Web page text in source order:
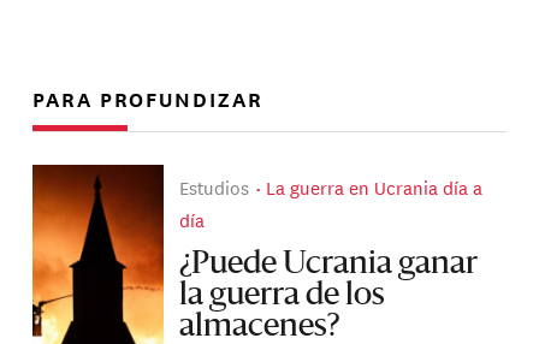
PARA PROFUNDIZAR
Estudios
La guerra en Ucrania día a
día
¿Puede Ucrania ganar
la guerra de los
almacenes?